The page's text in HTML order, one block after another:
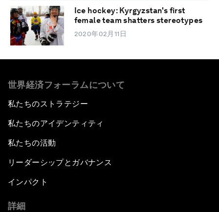
Ice hockey: Kyrgyzstan's first
female team shatters stereotypes
2020年02月11日
世界経済フォーラムについて
私たちのストラテジー
私たちのアイデンティティ
私たちの活動
リーダーシップとガバナンス
インパクト
詳細